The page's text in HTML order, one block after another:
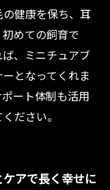
健康を保ち、耳
めての飼育で
、ミニチュアブ
となってくれま
ート体制も活用
ださい。
アで長く幸せに